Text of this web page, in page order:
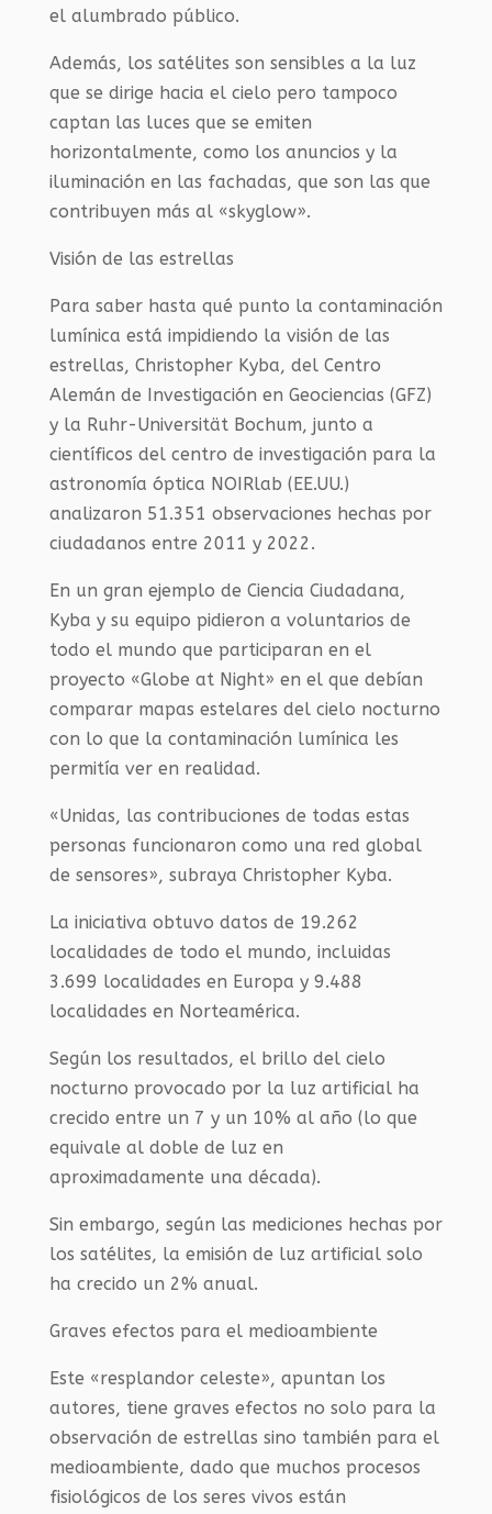
el alumbrado público.
Además, los satélites son sensibles a la luz
que se dirige hacia el cielo pero tampoco
captan las luces que se emiten
horizontalmente, como los anuncios y la
iluminación en las fachadas, que son las que
contribuyen más al «skyglow».
Visión de las estrellas
Para saber hasta qué punto la contaminación
lumínica está impidiendo la visión de las
estrellas, Christopher Kyba, del Centro
Alemán de Investigación en Geociencias (GFZ)
y la Ruhr-Universität Bochum, junto a
científicos del centro de investigación para la
astronomía óptica NOIRlab (EE.UU.)
analizaron 51.351 observaciones hechas por
ciudadanos entre 2011 y 2022.
En un gran ejemplo de Ciencia Ciudadana,
Kyba y su equipo pidieron a voluntarios de
todo el mundo que participaran en el
proyecto «Globe at Night» en el que debían
comparar mapas estelares del cielo nocturno
con lo que la contaminación lumínica les
permitía ver en realidad.
«Unidas, las contribuciones de todas estas
personas funcionaron como una red global
de sensores», subraya Christopher Kyba.
La iniciativa obtuvo datos de 19.262
localidades de todo el mundo, incluidas
3.699 localidades en Europa y 9.488
localidades en Norteamérica.
Según los resultados, el brillo del cielo
nocturno provocado por la luz artificial ha
crecido entre un 7 y un 10% al año (lo que
equivale al doble de luz en
aproximadamente una década).
Sin embargo, según las mediciones hechas por
los satélites, la emisión de luz artificial solo
ha crecido un 2% anual.
Graves efectos para el medioambiente
Este «resplandor celeste», apuntan los
autores, tiene graves efectos no solo para la
observación de estrellas sino también para el
medioambiente, dado que muchos procesos
fisiológicos de los seres vivos están